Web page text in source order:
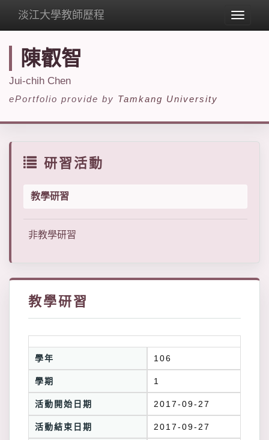
Toggle
淡江大學教師歷程
陳叡智
Jui-chih Chen
ePortfolio provide by Tamkang University
研習活動
教學研習
非教學研習
教學研習
學年 106
學期 1
活動開始日期 2017-09-27
活動結束日期 2017-09-27